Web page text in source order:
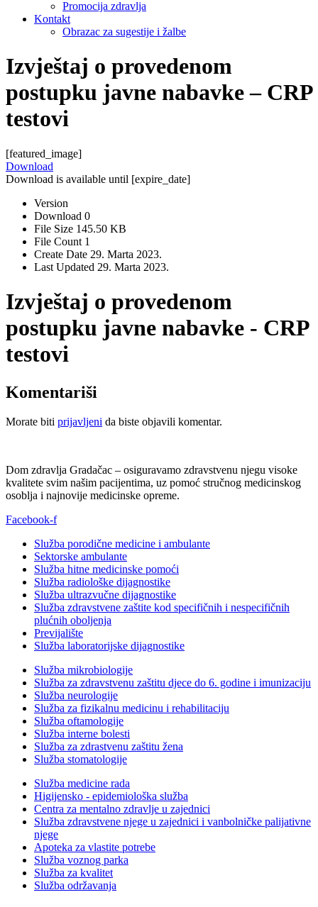
Promocija zdravlja
Kontakt
Obrazac za sugestije i žalbe
Izvještaj o provedenom
postupku javne nabavke – CRP
testovi
[featured_image]
Download
Download is available until [expire_date]
Version
Download 0
File Size 145.50 KB
File Count 1
Create Date 29. Marta 2023.
Last Updated 29. Marta 2023.
Izvještaj o provedenom
postupku javne nabavke - CRP
testovi
Komentariši
Morate biti prijavljeni da biste objavili komentar.
Dom zdravlja Gradačac – osiguravamo zdravstvenu njegu visoke
kvalitete svim našim pacijentima, uz pomoć stručnog medicinskog
osoblja i najnovije medicinske opreme.
Facebook-f
Služba porodične medicine i ambulante
Sektorske ambulante
Služba hitne medicinske pomoći
Služba radiološke dijagnostike
Služba ultrazvučne dijagnostike
Služba zdravstvene zaštite kod specifičnih i nespecifičnih
plućnih oboljenja
Previjalište
Služba laboratorijske dijagnostike
Služba mikrobiologije
Služba za zdravstvenu zaštitu djece do 6. godine i imunizaciju
Služba neurologije
Služba za fizikalnu medicinu i rehabilitaciju
Služba oftamologije
Služba interne bolesti
Služba za zdrastvenu zaštitu žena
Služba stomatologije
Služba medicine rada
Higijensko - epidemiološka služba
Centra za mentalno zdravlje u zajednici
Služba zdravstvene njege u zajednici i vanbolničke palijativne
njege
Apoteka za vlastite potrebe
Služba voznog parka
Služba za kvalitet
Služba održavanja